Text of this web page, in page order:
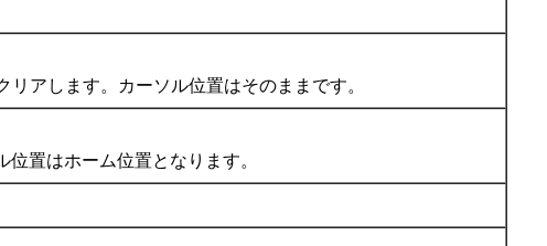
アします。カーソル位置はそのままです。
置はホーム位置となります。